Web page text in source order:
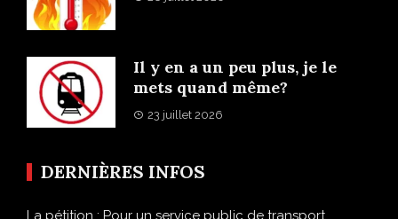
Il y en a un peu plus, je le
mets quand même?
23 juillet 2026
DERNIÈRES INFOS
La pétition : Pour un service public de transport